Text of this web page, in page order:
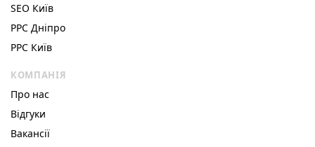
SEO Київ
РРС Дніпро
РРС Київ
КОМПАНІЯ
Про нас
Відгуки
Вакансії